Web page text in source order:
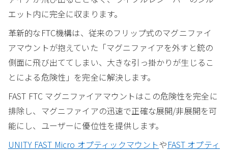
エット内に完全に収まります。
革新的なFTC機構は、従来のフリップ式のマグニファイ
アマウントが抱えていた「マグニファイアを外すと銃の
側面に飛び出ててしまい、大きな引っ掛かりが生じるこ
とによる危険性」を完全に解決します。
FAST FTC マグニファイアマウントはこの危険性を完全に
排除し、マグニファイアの迅速で正確な展開/非展開を可
能にし、ユーザーに優位性を提供します。
UNITY FAST Micro オプティックマウントやFAST オプティ